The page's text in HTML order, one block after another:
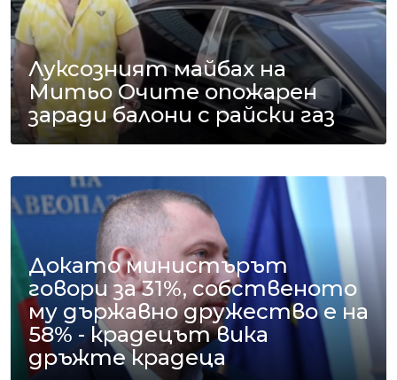
Луксозният майбах на
Митьо Очите опожарен
заради балони с райски газ
Докато министърът
говори за 31%, собственото
му държавно дружество е на
58% - крадецът вика
дръжте крадеца